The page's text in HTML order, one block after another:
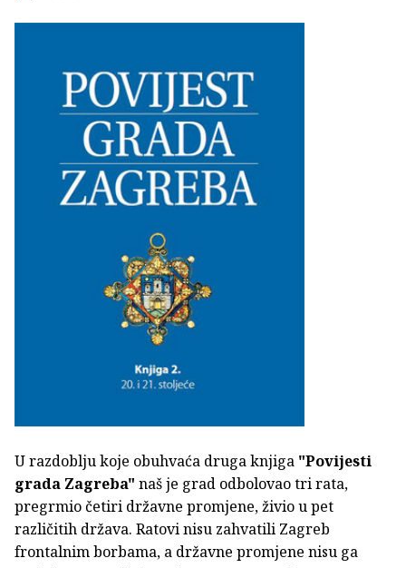
U razdoblju koje obuhvaća druga knjiga "Povijesti
grada Zagreba" naš je grad odbolovao tri rata,
pregrmio četiri državne promjene, živio u pet
različitih država. Ratovi nisu zahvatili Zagreb
frontalnim borbama, a državne promjene nisu ga